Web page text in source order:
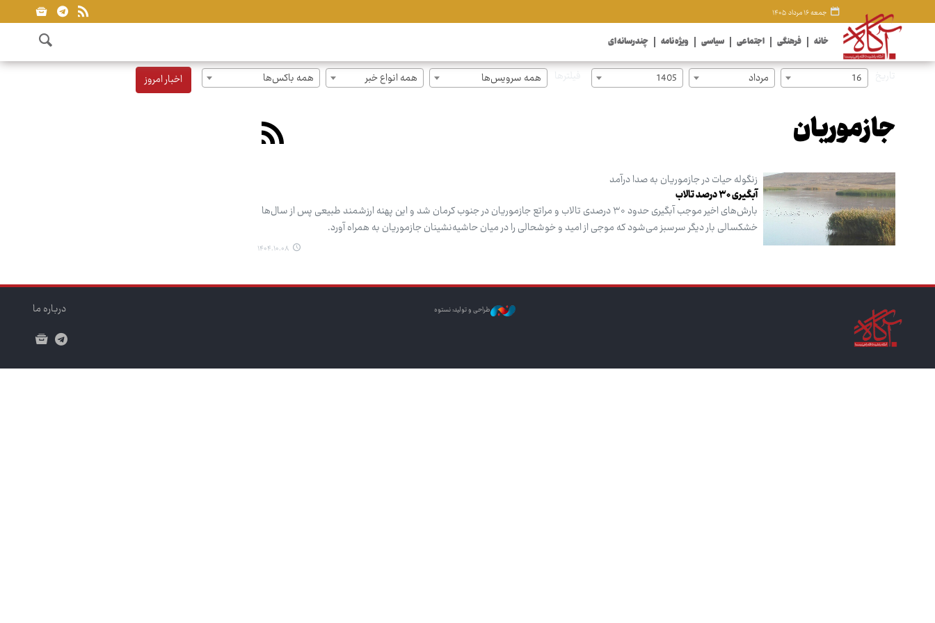
جمعه ۱۶ مرداد ۱۴۰۵
خانه فرهنگی اجتماعی سیاسی ویژه نامه چندرسانه ای
16 مرداد 1405 همه سرویس‌ها همه انواع خبر همه باکس‌ها اخبار امروز
جازموریان
زنگوله حیات در جازموریان به صدا درآمد
آبگیری ۳۰ درصد تالاب
بارش‌های اخیر موجب آبگیری حدود ۳۰ درصدی تالاب و مراتع جازموریان در جنوب کرمان شد و این پهنه ارزشمند طبیعی پس از سال‌ها
خشکسالی بار دیگر سرسبز می‌شود که موجی از امید و خوشحالی را در میان حاشیه‌نشینان جازموریان به همراه آورد.
۱۴۰۴.۱۰.۰۸
طراحی و تولید: نستوه درباره ما